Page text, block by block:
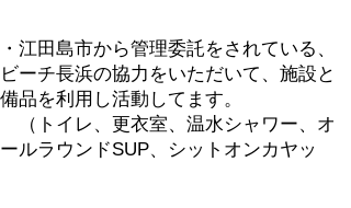
・ 江田島市から管理委託をされている、
ビーチ長浜の協力をいただいて、施設と
備品を利用し活動してます。
（トイレ、更衣室、温水シャワー、オ
ールラウンドSUP、シットオンカヤッ